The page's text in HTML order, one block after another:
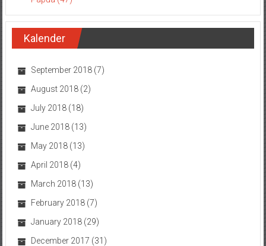
Kalender
September 2018(7)
August 2018(2)
July 2018(18)
June 2018(13)
May 2018(13)
April 2018(4)
March 2018(13)
February 2018(7)
January 2018(29)
December 2017 (31)